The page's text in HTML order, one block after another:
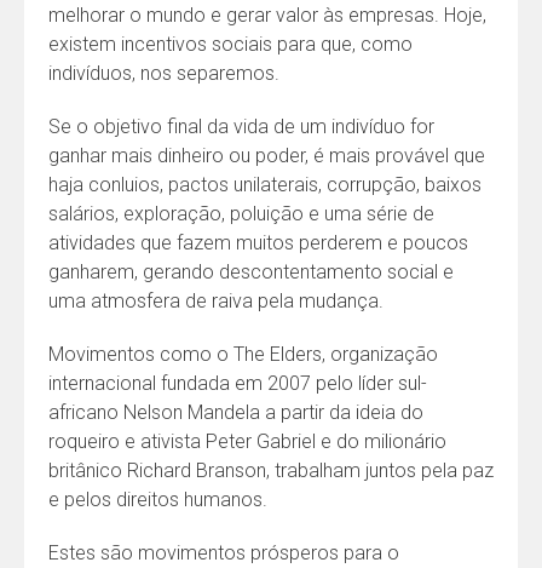
melhorar o mundo e gerar valor às empresas. Hoje,
existem incentivos sociais para que, como
indivíduos, nos separemos.
Se o objetivo final da vida de um indivíduo for
ganhar mais dinheiro ou poder, é mais provável que
haja conluios, pactos unilaterais, corrupção, baixos
salários, exploração, poluição e uma série de
atividades que fazem muitos perderem e poucos
ganharem, gerando descontentamento social e
uma atmosfera de raiva pela mudança.
Movimentos como o The Elders, organização
internacional fundada em 2007 pelo líder sul-
africano Nelson Mandela a partir da ideia do
roqueiro e ativista Peter Gabriel e do milionário
britânico Richard Branson, trabalham juntos pela paz
e pelos direitos humanos.
Estes são movimentos prósperos para o